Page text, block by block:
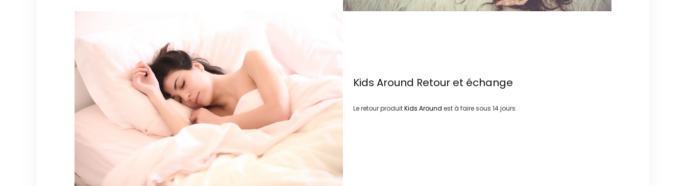
Kids Around Retour et échange
Le retour produitKids Around est à faire sous 14 jours